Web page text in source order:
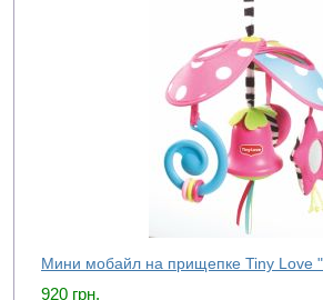
Мини мобайл на прищепке Tiny Love
920 грн.